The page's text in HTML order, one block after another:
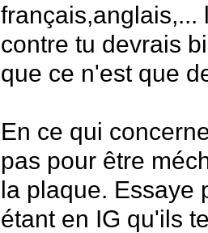
français,anglais,...
contre tu devrais
que ce n'est que
En ce qui
pas pour être
la plaque. Essaye
étant en IG qu'ils